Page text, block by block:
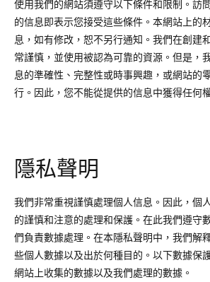
使用我們的網站須遵守以下條件和限制。訪
的信息即表示您接受這些條件。本網站上的
息，如有修改，恕不另行通知。我們在創建
常謹慎，並使用被認為可靠的資源。但是，
息的準確性、完整性或時事興趣，或網站的
行。因此，您不能從提供的信息中獲得任何
隱私聲明
我們非常重視謹慎處理個人信息。因此，個
的謹慎和注意的處理和保護。在此我們遵守
們負責數據處理。在本隱私聲明中，我們解
些個人數據以及出於何種目的。以下數據保
網站上收集的數據以及我們處理的數據。